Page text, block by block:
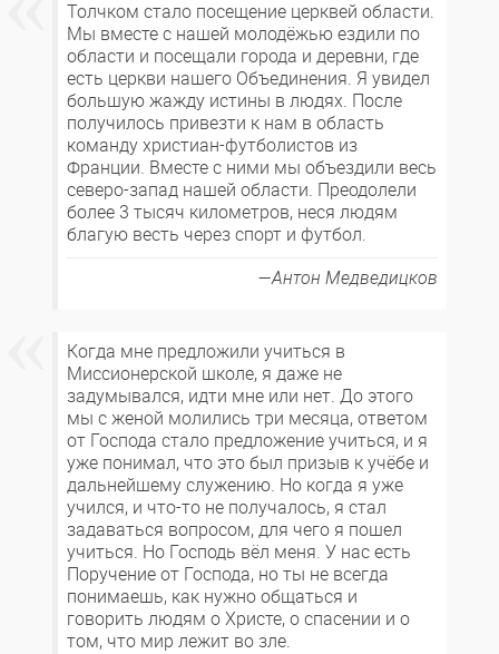
Толчком стало посещение церквей области.
Мы вместе с нашей молодёжью ездили по
области и посещали города и деревни, где
есть церкви нашего Объединения. Я увидел
большую жажду истины в людях. После
получилось привезти к нам в область
команду христиан-футболистов из
Франции. Вместе с ними мы объездили весь
северо-запад нашей области. Преодолели
более 3 тысяч километров, неся людям
благую весть через спорт и футбол.
Антон Медведицков
Когда мне предложили учиться в
Миссионерской школе, я даже не
задумывался, идти мне или нет. До этого
мы с женой молились три месяца, ответом
от Господа стало предложение учиться, и я
уже понимал, что это был призыв к учёбе и
дальнейшему служению. Но когда я уже
учился, и что-то не получалось, я стал
задаваться вопросом, для чего я пошел
учиться. Но Господь вёл меня. У нас есть
Поручение от Господа, но ты не всегда
понимаешь, как нужно общаться и
говорить людям о Христе, о спасении и о
том, что мир лежит во зле.